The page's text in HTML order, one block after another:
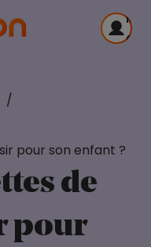
Me
/
pour son enfant ?
de
pour